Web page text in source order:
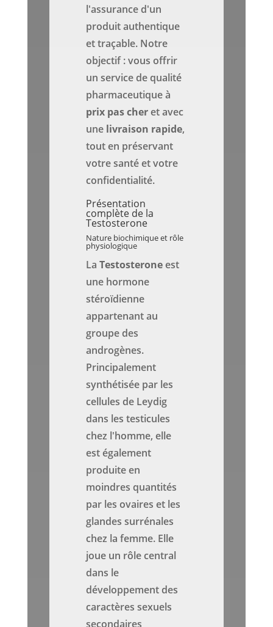
l'assurance d'un
produit authentique
et traçable. Notre
objectif : vous offrir
un service de qualité
pharmaceutique à
prix pas cheret avec
une livraison rapide,
tout en préservant
votre santé et votre
confidentialité.
Présentation
complète de la
Testosterone
Nature biochimique et rôle
physiologique
LaTestosteroneest
une hormone
stéroïdienne
appartenant au
groupe des
androgènes.
Principalement
synthétisée par les
cellules de Leydig
dans les testicules
chez l'homme, elle
est également
produite en
moindres quantités
par les ovaires et les
glandes surrénales
chez la femme. Elle
joue un rôle central
dans le
développement des
caractères sexuels
secondaires